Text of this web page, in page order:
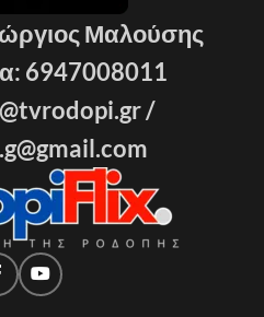
Μαλούσης
6947008011
/